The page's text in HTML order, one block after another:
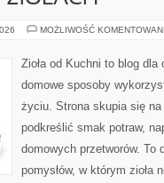
MOŻLIWOŚĆ
Zioła od Kuchni to blog dla
domowe sposoby
życiu. Strona skupia się
podkreślić smak potraw,
domowych przetworów. To
pomysłów, w którym zioła